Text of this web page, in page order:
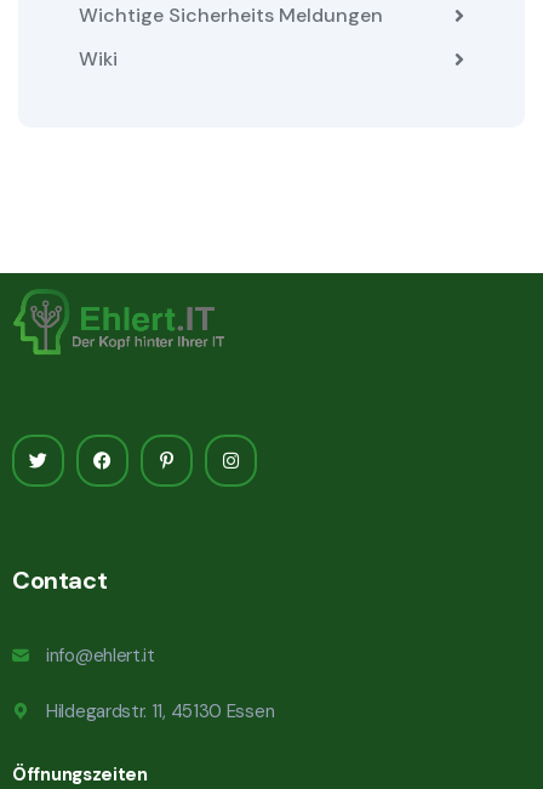
Wichtige Sicherheits Meldungen
Wiki
Contact
info@ehlert.it
Hildegardstr. 11, 45130 Essen
Öffnungszeiten